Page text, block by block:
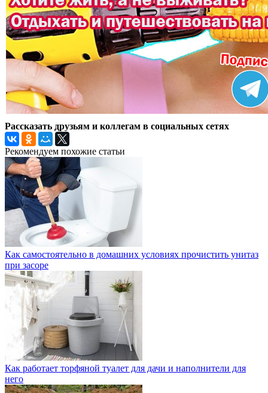
Рассказать друзьям и коллегам в социальных сетях
Рекомендуем похожие статьи
Как самостоятельно в домашних условиях прочистить унитаз
при засоре
Как работает торфяной туалет для дачи и наполнители для
него